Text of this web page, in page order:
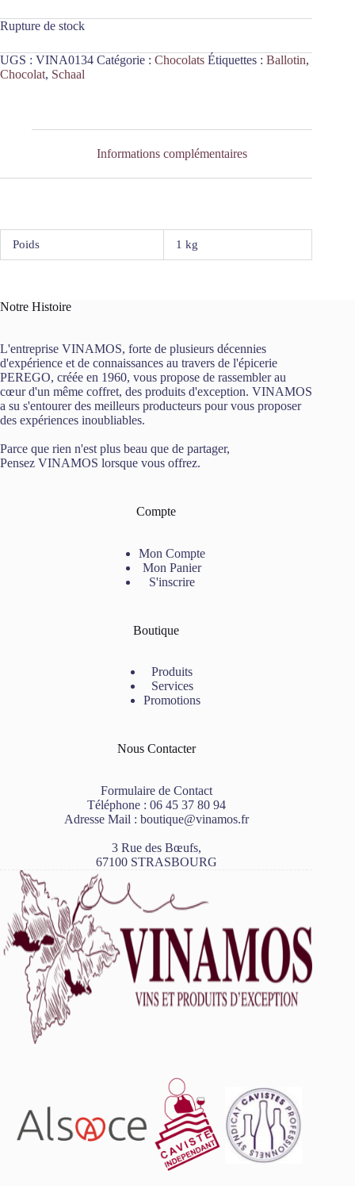
Rupture de stock
UGS : VINA0134 Catégorie : Chocolats Étiquettes : Ballotin,
Chocolat, Schaal
Informations complémentaires
Poids 1 kg
Notre Histoire
L'entreprise VINAMOS, forte de plusieurs décennies
d'expérience et de connaissances au travers de l'épicerie
PEREGO, créée en 1960, vous propose de rassembler au
cœur d'un même coffret, des produits d'exception. VINAMOS
a su s'entourer des meilleurs producteurs pour vous proposer
des expériences inoubliables.
Parce que rien n'est plus beau que de partager,
Pensez VINAMOS lorsque vous offrez.
Compte
Mon Compte
Mon Panier
S'inscrire
Boutique
Produits
Services
Promotions
Nous Contacter
Formulaire de Contact
Téléphone : 06 45 37 80 94
Adresse Mail : boutique@vinamos.fr
3 Rue des Bœufs,
67100 STRASBOURG